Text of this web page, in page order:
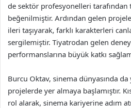
de sektör profesyonelleri tarafından
beğenilmiştir. Ardından gelen
ileri taşıyarak, farklı karakterleri
sergilemiştir. Tiyatrodan gelen
performanslarına büyük katkı
Burcu Oktav, sinema dünyasında
projelerde yer almaya başlamıştır.
rol alarak, sinema kariyerine adım